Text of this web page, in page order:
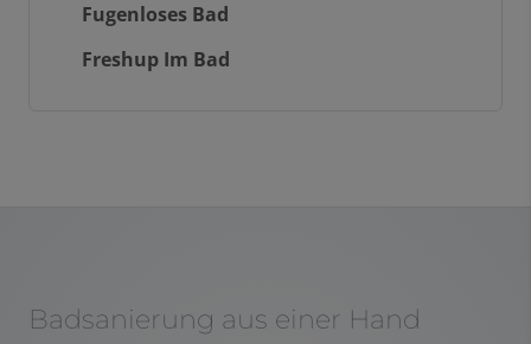
Fugenloses Bad
Freshup Im Bad
Badsanierung aus einer Hand